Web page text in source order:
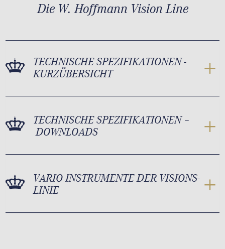
Die W. Hoffmann Vision Line
TECHNISCHE SPEZIFIKATIONEN -
KURZÜBERSICHT
TECHNISCHE SPEZIFIKATIONEN –
DOWNLOADS
VARIO INSTRUMENTE DER VISIONS-
LINIE